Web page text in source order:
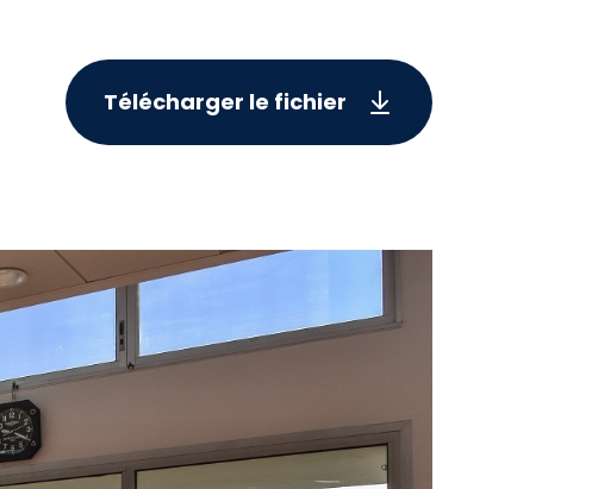
Télécharger le fichier